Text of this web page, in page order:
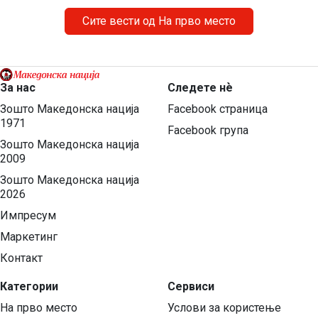
Сите вести од На прво место
За нас
Зошто Македонска нација
1971
Зошто Македонска нација
2009
Зошто Македонска нација
2026
Импресум
Маркетинг
Контакт
Категории
На прво место
Следете нѐ
Facebook страница
Facebook група
Сервиси
Услови за користење